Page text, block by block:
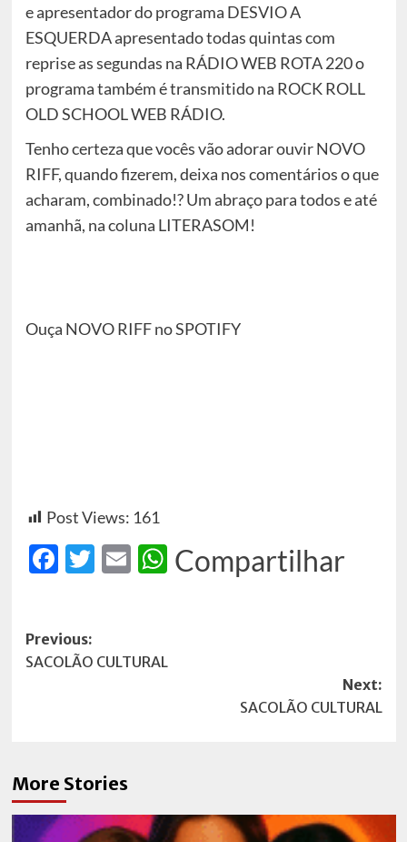
e apresentador do programa DESVIO A
ESQUERDA apresentado todas quintas com
reprise as segundas na RÁDIO WEB ROTA 220 o
programa também é transmitido na ROCK ROLL
OLD SCHOOL WEB RÁDIO.
Tenho certeza que vocês vão adorar ouvir NOVO
RIFF, quando fizerem, deixa nos comentários o que
acharam, combinado!? Um abraço para todos e até
amanhã, na coluna LITERASOM!
Ouça NOVO RIFF no SPOTIFY
Post Views: 161
Facebook
Twitter
EmailWhatsApp
Compartilhar
Post
navigation
Previous:
SACOLÃO CULTURAL
Next:
SACOLÃO CULTURAL
More Stories